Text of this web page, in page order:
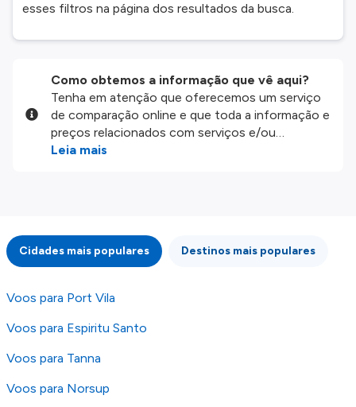
esses filtros na página dos resultados da busca.
Como obtemos a informação que vê aqui?
Tenha em atenção que oferecemos um serviço
de comparação online e que toda a informação e
preços relacionados com serviços e/ou
produtos disponíveis no nosso website são
integridade ou pela precisão da informação
publicada, por isso verifique com atenção todas
as condições no website do parceiro antes de
fazer uma reserva. Para mais detalhes verifique
os nossosTermos e Condições
Leia mais
Cidades mais populares Destinos mais populares
Voos para Port Vila
Voos para Espiritu Santo
Voos para Tanna
Voos para Norsup